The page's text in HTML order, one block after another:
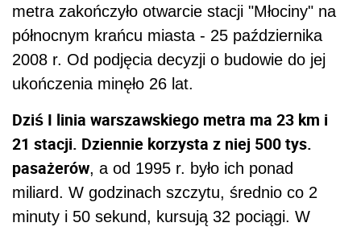
metra zakończyło otwarcie stacji "Młociny" na
północnym krańcu miasta - 25 października
2008 r. Od podjęcia decyzji o budowie do jej
ukończenia minęło 26 lat.
Dziś I linia warszawskiego metra ma 23 km i
21 stacji. Dziennie korzysta z niej 500 tys.
pasażerów, a od 1995 r. było ich ponad
miliard. W godzinach szczytu, średnio co 2
minuty i 50 sekund, kursują 32 pociągi. W